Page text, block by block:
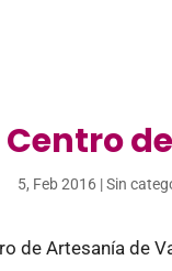
5, Feb 2016 |Sin
de Artesanía de